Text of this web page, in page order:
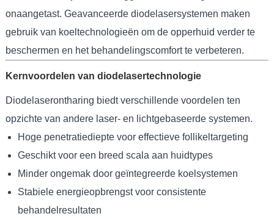
onaangetast. Geavanceerde diodelasersystemen maken
gebruik van koeltechnologieën om de opperhuid verder te
beschermen en het behandelingscomfort te verbeteren.
Kernvoordelen van diodelasertechnologie
Diodelaserontharing biedt verschillende voordelen ten
opzichte van andere laser- en lichtgebaseerde systemen.
Hoge penetratiediepte voor effectieve follikeltargeting
Geschikt voor een breed scala aan huidtypes
Minder ongemak door geïntegreerde koelsystemen
Stabiele energieopbrengst voor consistente
behandelresultaten